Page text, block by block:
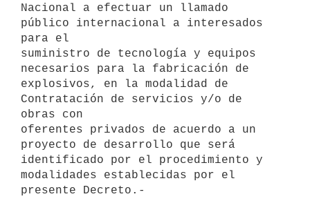
Nacional a efectuar un llamado
público internacional a interesados
para el
suministro de tecnología y equipos
necesarios para la fabricación de
explosivos, en la modalidad de
Contratación de servicios y/o de
obras con
oferentes privados de acuerdo a un
proyecto de desarrollo que será
identificado por el procedimiento y
modalidades establecidas por el